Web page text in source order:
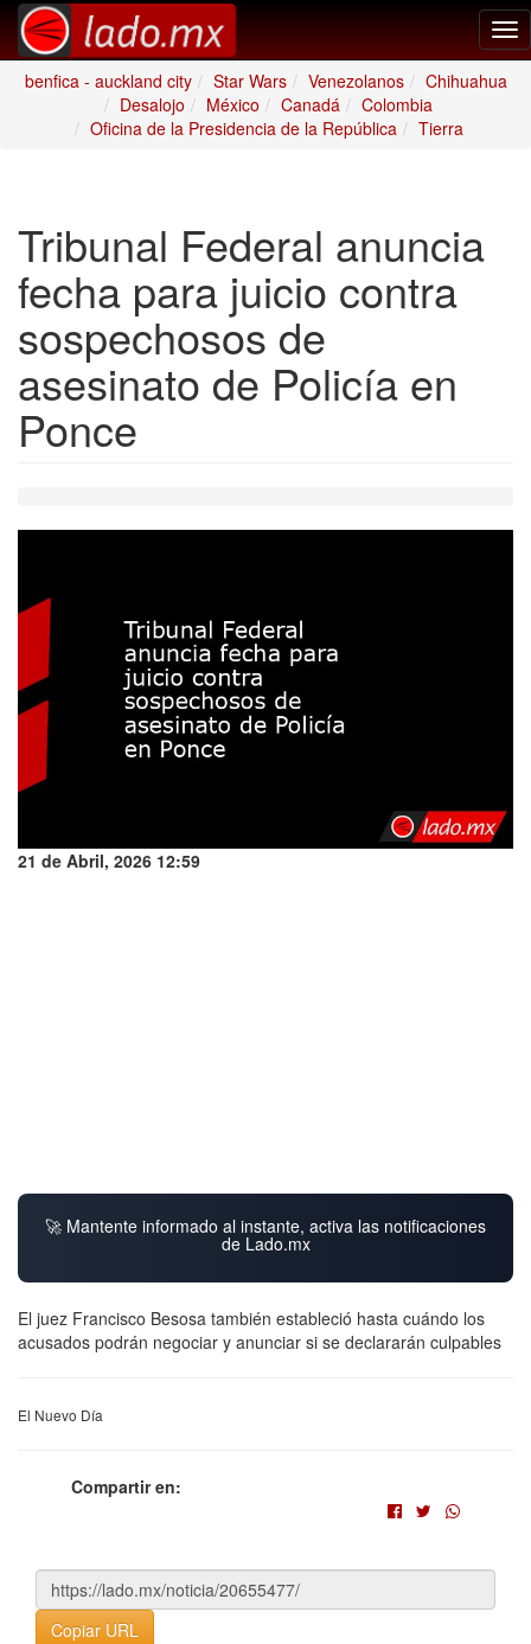
benfica - auckland city
Star Wars Venezolanos
Chihuahua
Desalojo
México Canadá
Colombia
Oficina de la Presidencia de la República
Tierra
Tribunal Federal anuncia
fecha para juicio contra
sospechosos de
asesinato de Policía en
Ponce
21 de Abril, 2026 12:59
🚀 Mantente informado al instante, activa las notificaciones
de Lado.mx
El juez Francisco Besosa también estableció hasta cuándo los
acusados podrán negociar y anunciar si se declararán culpables
El Nuevo Día
Compartir en:
Copiar URL